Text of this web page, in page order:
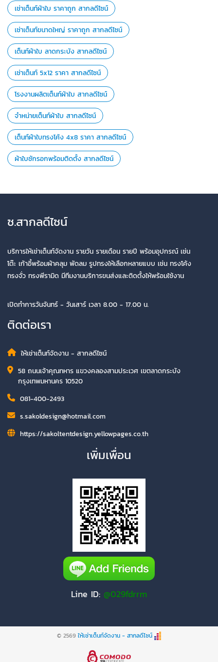
เช่าเต็นท์ผ้าใบ ราคาถูก สากลดีไซน์
เช่าเต็นท์ขนาดใหญ่ ราคาถูก สากลดีไซน์
เต็นท์ผ้าใบ ลาดกระบัง สากลดีไซน์
เช่าเต็นท์ 5x12 ราคา สากลดีไซน์
โรงงานผลิตเต็นท์ผ้าใบ สากลดีไซน์
จำหน่ายเต็นท์ผ้าใบ สากลดีไซน์
เต็นท์ผ้าใบทรงโค้ง 4x8 ราคา สากลดีไซน์
ผ้าใบชักรอกพร้อมติดตั้ง สากลดีไซน์
ซ.สากลดีไซน์
บริการให้เช่าเต็นท์จัดงาน รายวัน รายเดือน รายปี พร้อมอุปกรณ์ เช่น
โต๊ะ เก้าอี้พร้อมผ้าคลุม พัดลม รูปทรงให้เลือกหลายแบบ เช่น ทรงโค้ง
ทรงจั่ว ทรงพีรามิด มีทีมงานบริการขนส่งและติดตั้งให้พร้อมใช้งาน
เปิดทำการวันจันทร์ - วันเสาร์ เวลา 8.00 - 17.00 น.
ติดต่อเรา
ให้เช่าเต็นท์จัดงาน - สากลดีไซน์
58 ถนนเจ้าคุณทหาร แขวงคลองสามประเวศ เขตลาดกระบัง
กรุงเทพมหานคร 10520
081-400-2493
s.sakoldesign@hotmail.com
https://sakoltentdesign.yellowpages.co.th
เพิ่มเพื่อน
Line ID: @029fdrrm
© 2569 ให้เช่าเต็นท์จัดงาน - สากลดีไซน์